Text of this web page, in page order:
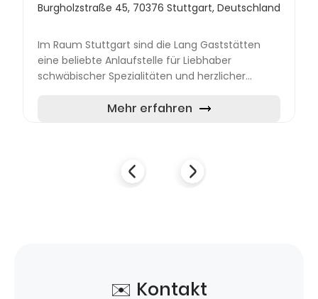
Burgholzstraße 45, 70376 Stuttgart, Deutschland
Im Raum Stuttgart sind die Lang Gaststätten
eine beliebte Anlaufstelle für Liebhaber
schwäbischer Spezialitäten und herzlicher
Lang und seinem engagierten...
Mehr erfahren
✉️ Kontakt